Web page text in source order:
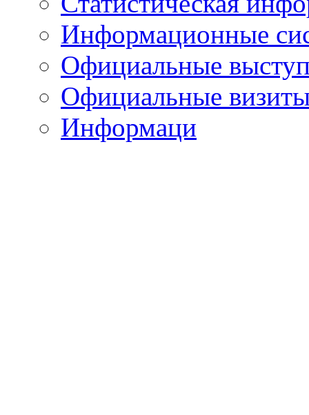
Информационные
Официальные
Официальные
Информаци